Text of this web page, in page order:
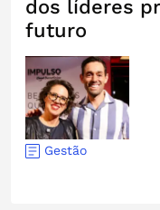
dos líderes
futuro
Gestão